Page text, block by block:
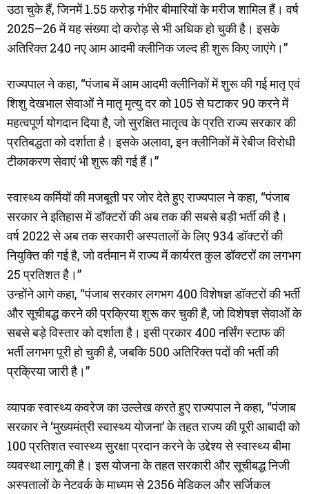
उठा चुके हैं, जिनमें 1.55 करोड़ गंभीर बीमारियों के मरीज शामिल हैं। वर्ष
2025–26 में यह संख्या दो करोड़ से भी अधिक हो चुकी है। इसके
अतिरिक्त 240 नए आम आदमी क्लीनिक जल्द ही शुरू किए जाएंगे।”
राज्यपाल ने कहा, “पंजाब में आम आदमी क्लीनिकों में शुरू की गई मातृ एवं
शिशु देखभाल सेवाओं ने मातृ मृत्यु दर को 105 से घटाकर 90 करने में
महत्वपूर्ण योगदान दिया है, जो सुरक्षित मातृत्व के प्रति राज्य सरकार की
प्रतिबद्धता को दर्शाता है। इसके अलावा, इन क्लीनिकों में रेबीज विरोधी
टीकाकरण सेवाएं भी शुरू की गई हैं।”
स्वास्थ्य कर्मियों की मजबूती पर जोर देते हुए राज्यपाल ने कहा, “पंजाब
सरकार ने इतिहास में डॉक्टरों की अब तक की सबसे बड़ी भर्ती की है।
वर्ष 2022 से अब तक सरकारी अस्पतालों के लिए 934 डॉक्टरों की
नियुक्ति की गई है, जो वर्तमान में राज्य में कार्यरत कुल डॉक्टरों का लगभग
25 प्रतिशत है।”
उन्होंने आगे कहा, “पंजाब सरकार लगभग 400 विशेषज्ञ डॉक्टरों की भर्ती
और सूचीबद्ध करने की प्रक्रिया शुरू कर चुकी है, जो विशेषज्ञ सेवाओं के
सबसे बड़े विस्तार को दर्शाता है। इसी प्रकार 400 नर्सिंग स्टाफ की
भर्ती लगभग पूरी हो चुकी है, जबकि 500 अतिरिक्त पदों की भर्ती की
प्रक्रिया जारी है।”
व्यापक स्वास्थ्य कवरेज का उल्लेख करते हुए राज्यपाल ने कहा, “पंजाब
सरकार ने ‘मुख्यमंत्री स्वास्थ्य योजना’ के तहत राज्य की पूरी आबादी को
100 प्रतिशत स्वास्थ्य सुरक्षा प्रदान करने के उद्देश्य से स्वास्थ्य बीमा
व्यवस्था लागू की है। इस योजना के तहत सरकारी और सूचीबद्ध निजी
अस्पतालों के नेटवर्क के माध्यम से 2356 मेडिकल और सर्जिकल